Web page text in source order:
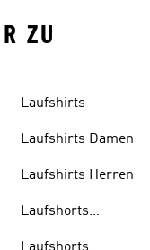
ZU
Laufshirts
Laufshirts Damen
Laufshirts Herren
Laufshorts